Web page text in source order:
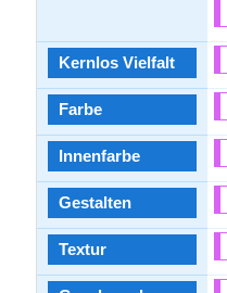
Kernlos Vielfalt
Farbe
Innenfarbe
Gestalten
Textur